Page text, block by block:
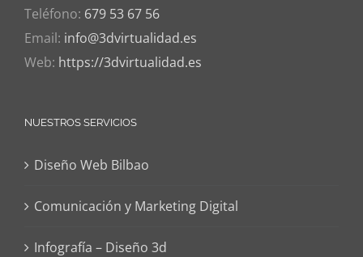
Teléfono: 679 53 67 56
Email: info@3dvirtualidad.es
Web: https://3dvirtualidad.es
NUESTROS SERVICIOS
Diseño Web Bilbao
Comunicación y Marketing Digital
Infografía – Diseño 3d